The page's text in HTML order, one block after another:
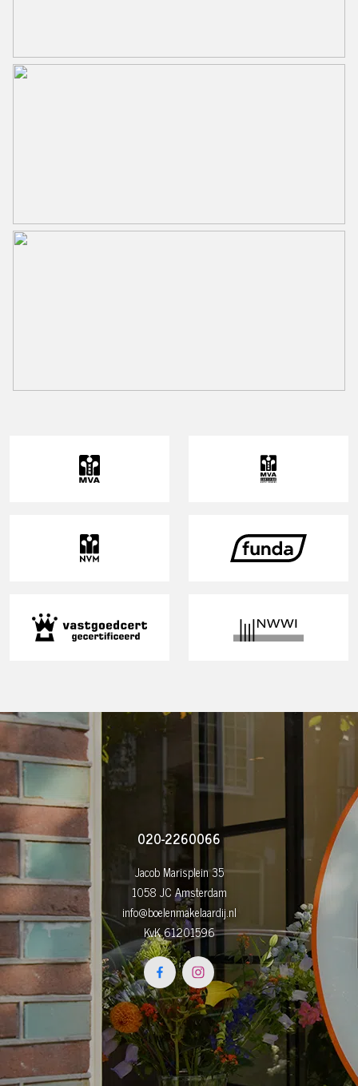
020-2260066
Jacob Marisplein 35
1058 JC Amsterdam
info@boelenmakelaardij.nl
KvK 61201596